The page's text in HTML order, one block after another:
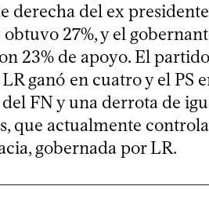
derecha del ex
obtuvo 27%, y el
23% de apoyo. El
ganó en cuatro y el PS
FN y una derrota de
que actualmente
gobernada por LR.